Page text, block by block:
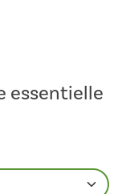
essentielle